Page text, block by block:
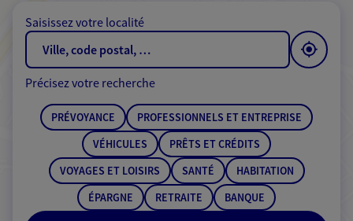
de
Saisissez votre localité
Précisez votre recherche
PRÉVOYANCE
PROFESSIONNELS ET ENTREPRISE
VÉHICULES
PRÊTS ET CRÉDITS
VOYAGES ET LOISIRS
SANTÉ
HABITATION
ÉPARGNE
RETRAITE BANQUE